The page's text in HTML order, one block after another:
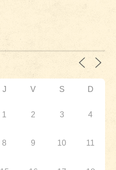
J V S D
1 2 3 4
8 9 10 11